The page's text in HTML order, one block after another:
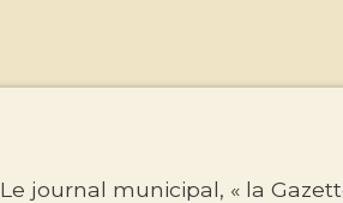
Le journal municipal, « la